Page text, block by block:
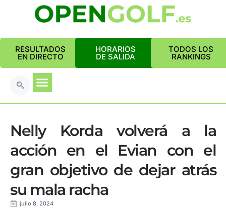
RESULTADOS
EN DIRECTO
HORARIOS
DE SALIDA
TODOS LOS
RANKINGS
Nelly Korda volverá a la
acción en el Evian con el
gran objetivo de dejar atrás
su mala racha
julio 8, 2024